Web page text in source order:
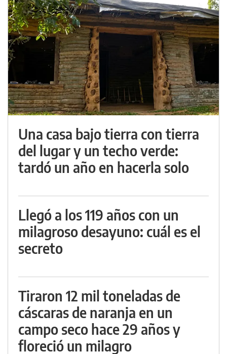
Una casa bajo tierra con tierra
del lugar y un techo verde:
tardó un año en hacerla solo
Llegó a los 119 años con un
milagroso desayuno: cuál es el
secreto
Tiraron 12 mil toneladas de
cáscaras de naranja en un
campo seco hace 29 años y
floreció un milagro